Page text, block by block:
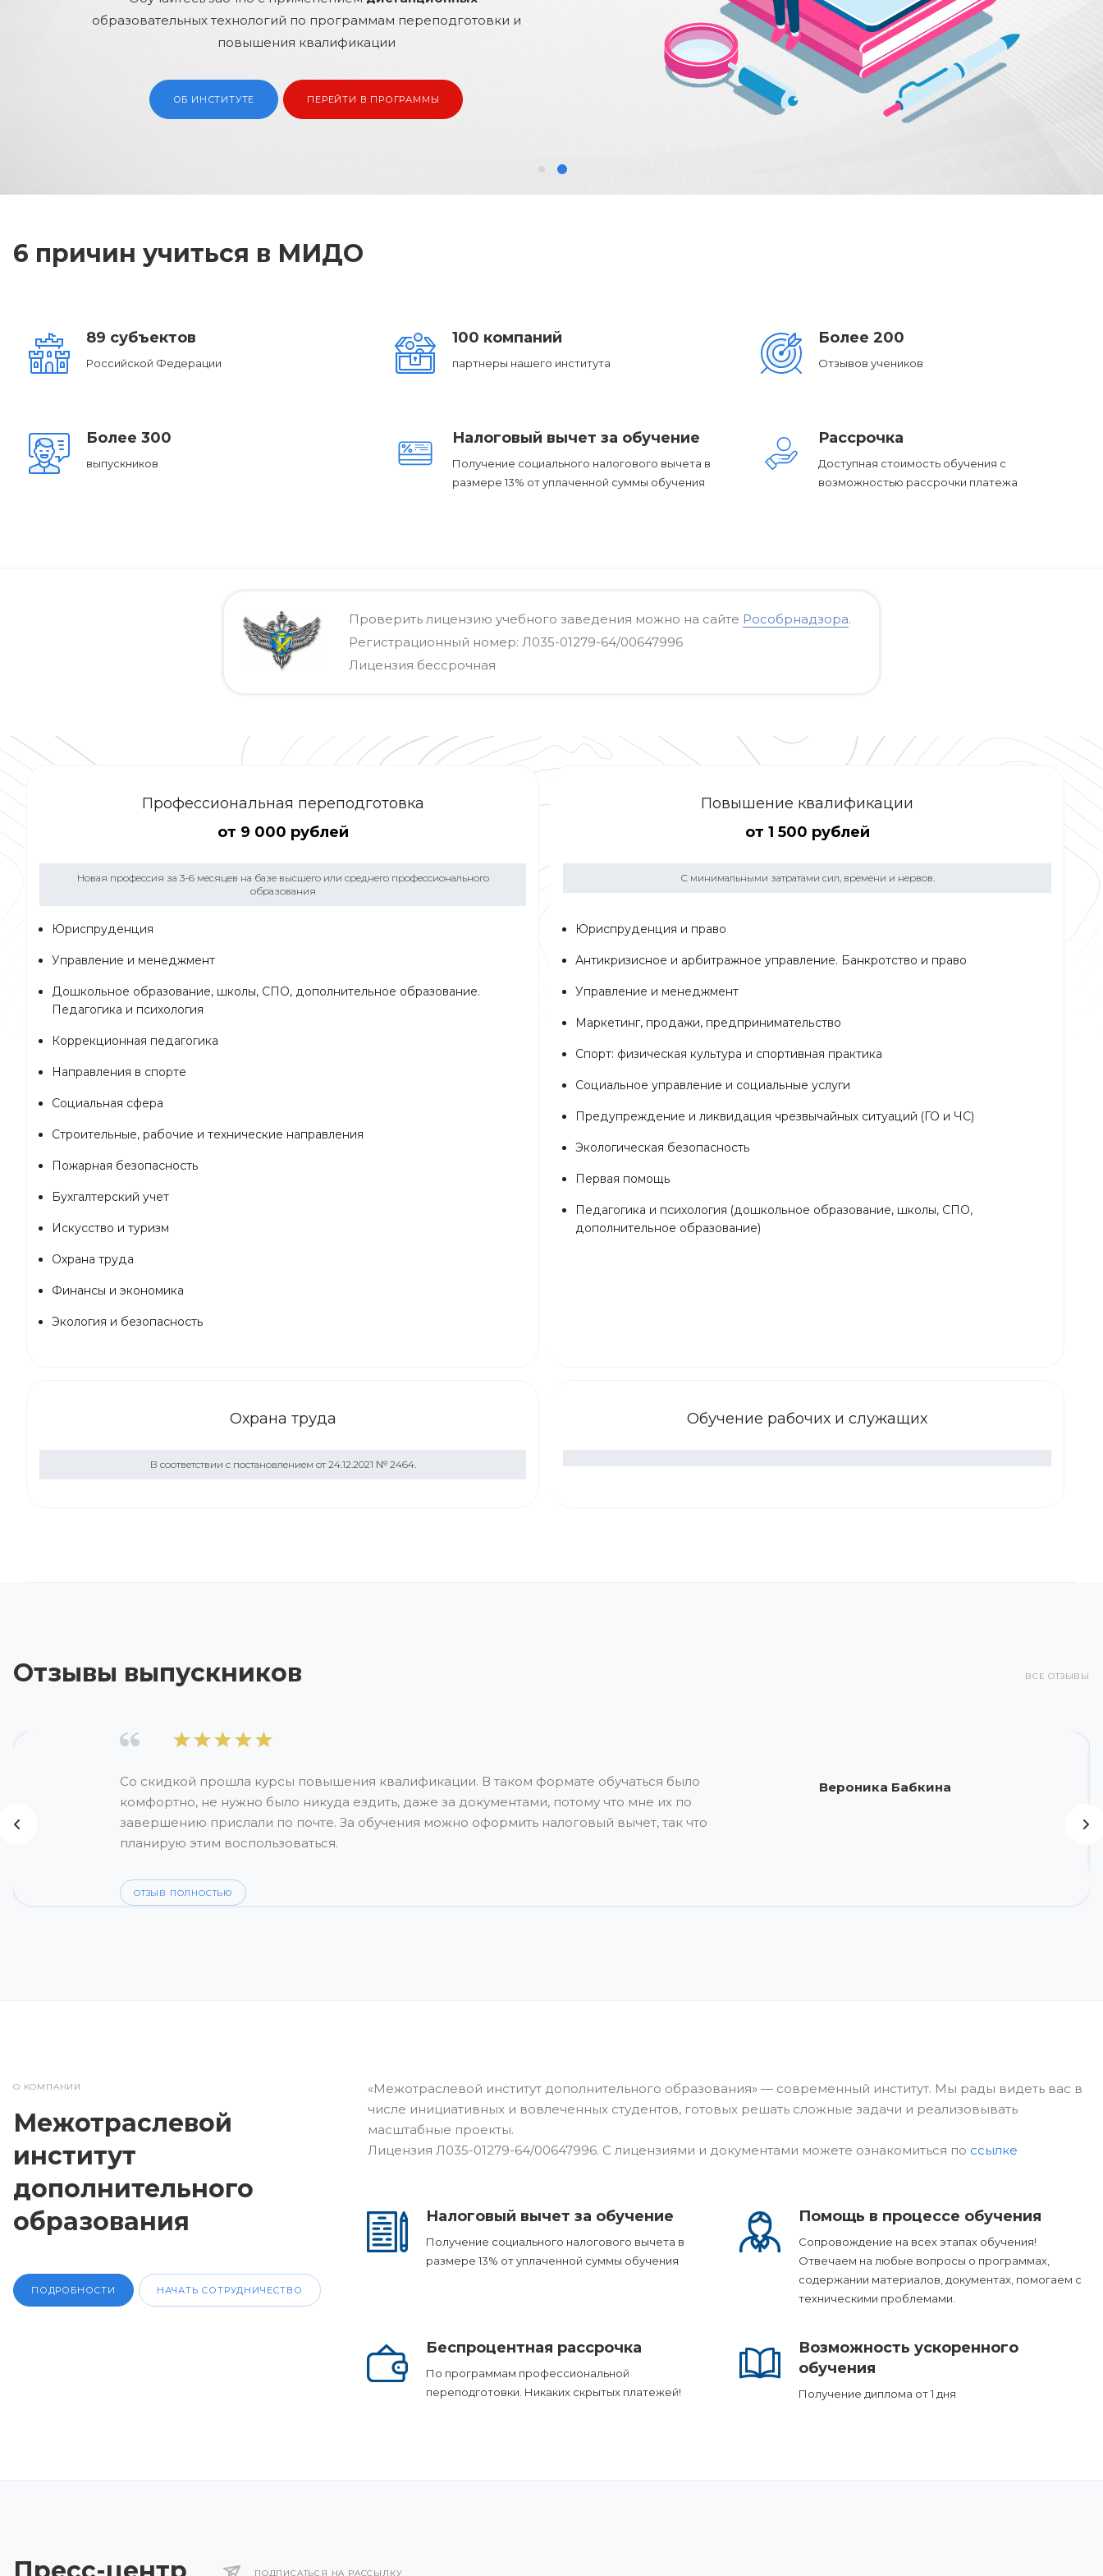
ОБ ИНСТИТУТЕ ПЕРЕЙТИ В
6 причин учиться в МИДО
89 субъектов
Российской Федерации
100 компаний
партнеры нашего института
Более 200
Отзывов учеников
Более 300
выпускников
Налоговый вычет за обучение
Получение социального налогового вычета в
размере 13% от уплаченной суммы обучения
Рассрочка
Доступная стоимость обучения с
возможностью рассрочки платежа
Проверить лицензию учебного заведения можно на сайте Рособрнадзора.
Регистрационный номер: Л035-01279-64/00647996
Лицензия бессрочная
Профессиональная переподготовка
от 9 000 рублей
Новая профессия за 3-6 месяцев на базе высшего или среднего профессионального
образования
Юриспруденция
Управление и менеджмент
Дошкольное образование, школы, СПО, дополнительное образование.
Педагогика и психология
Коррекционная педагогика
Направления в спорте
Социальная сфера
Строительные, рабочие и технические направления
Пожарная безопасность
Бухгалтерский учет
Искусство и туризм
Охрана труда
Финансы и экономика
Экология и безопасность
Повышение квалификации
от 1 500 рублей
С минимальными затратами сил, времени и нервов.
Юриспруденция и право
Антикризисное и арбитражное управление. Банкротство и право
Управление и менеджмент
Маркетинг, продажи, предпринимательство
Спорт: физическая культура и спортивная практика
Социальное управление и социальные услуги
Предупреждение и ликвидация чрезвычайных ситуаций (ГО и ЧС)
Экологическая безопасность
Первая помощь
Педагогика и психология (дошкольное образование, школы, СПО,
дополнительное образование)
Охрана труда
В соответствии с постановлением от 24.12.2021 № 2464.
Обучение рабочих и служащих
ВСЕ ОТЗЫВЫ
Отзывы выпускников
Вероника Бабкина
Со скидкой прошла курсы повышения квалификации. В таком формате обучаться было
комфортно, не нужно было никуда ездить, даже за документами, потому что мне их по
завершению прислали по почте. За обучения можно оформить налоговый вычет, так что
планирую этим воспользоваться.
ОТЗЫВ ПОЛНОСТЬЮ
О КОМПАНИИ
Межотраслевой
институт
дополнительного
образования
ПОДРОБНОСТИ НАЧАТЬ СОТРУДНИЧЕСТВО
«Межотраслевой институт дополнительного образования» — современный институт. Мы рады видеть вас в
числе инициативных и вовлеченных студентов, готовых решать сложные задачи и реализовывать
масштабные проекты.
Лицензия Л035-01279-64/00647996. С лицензиями и документами можете ознакомиться по ссылке
Налоговый вычет за обучение
Получение социального налогового вычета в
размере 13% от уплаченной суммы обучения
Помощь в процессе обучения
Сопровождение на всех этапах обучения!
Отвечаем на любые вопросы о программах,
содержании материалов, документах, помогаем с
техническими проблемами.
Беспроцентная рассрочка
По программам профессиональной
переподготовки. Никаких скрытых платежей!
Возможность ускоренного
обучения
Получение диплома от 1 дня
ПОДПИСАТЬСЯ НА РАССЫЛКУ